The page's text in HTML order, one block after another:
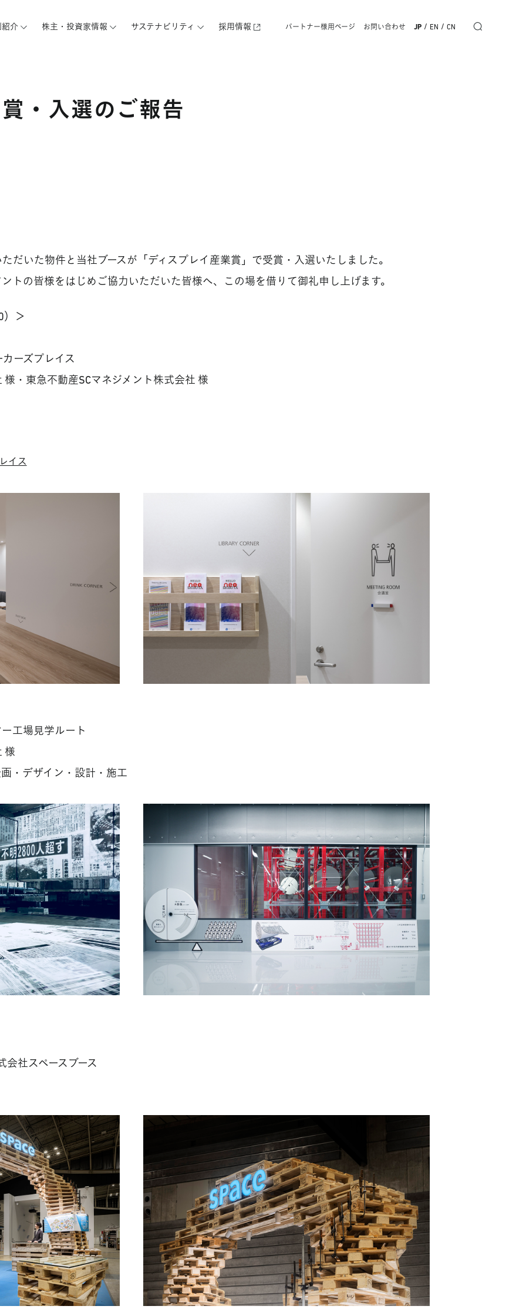
紹介 株主・投資家情報 サステナビリティ 採用情報 パートナー様用ページ お問い合わせ JP / EN / CN
・入選のご報告
だいた物件と当社ブースが「ディスプレイ産業賞」で受賞・入選いたしました。
トの皆様をはじめご協力いただいた皆様へ、この場を借りて御礼申し上げます。
）＞
ーズプレイス
・東急不動産SCマネジメント株式会社 様
イス
工場見学ルート
様
・デザイン・設計・施工
会社スペースブース